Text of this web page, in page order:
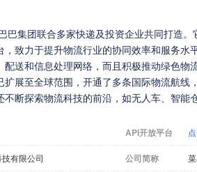
巴集团联合多家快递及投资企业共同打造
，致力于提升物流行业的协同效率和服务水
配送和信息处理网络，而且积极推动绿色物
扩展至全球范围，开通了多条国际物流航线
不断探索物流科技的前沿，如无人车、智能
API开放平台
有限公司 公司简称